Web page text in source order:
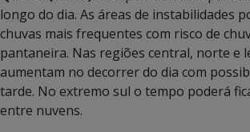
longo do dia. As áreas de instabilidades
chuvas mais frequentes com risco de
pantaneira. Nas regiões central, norte e
aumentam no decorrer do dia com
tarde. No extremo sul o tempo poderá
entre nuvens.